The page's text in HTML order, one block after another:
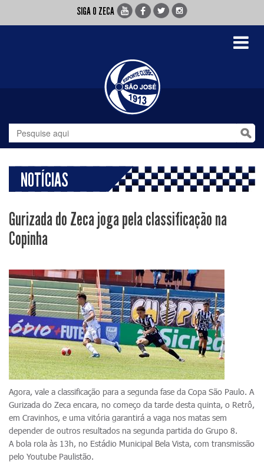
SIGA O ZECA
Toggle
NOTÍCIAS
Gurizada do Zeca joga pela classificação na
Copinha
Agora, vale a classificação para a segunda fase da Copa São Paulo. A
Gurizada do Zeca encara, no começo da tarde desta quinta, o Retrô,
em Cravinhos, e uma vitória garantirá a vaga nos matas sem
depender de outros resultados na segunda partida do Grupo 8.
A bola rola às 13h, no Estádio Municipal Bela Vista, com transmissão
pelo Youtube Paulistão.